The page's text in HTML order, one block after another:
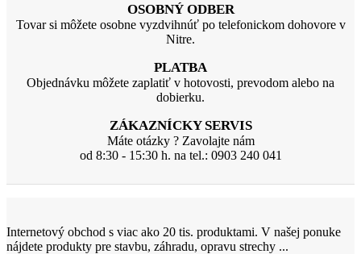
OSOBNÝ ODBER
Tovar si môžete osobne vyzdvihnúť po telefonickom dohovore v
Nitre.
PLATBA
Objednávku môžete zaplatiť v hotovosti, prevodom alebo na
dobierku.
ZÁKAZNÍCKY SERVIS
Máte otázky ? Zavolajte nám
od 8:30 - 15:30 h. na tel.: 0903 240 041
Internetový obchod s viac ako 20 tis. produktami. V našej ponuke
nájdete produkty pre stavbu, záhradu, opravu strechy ...